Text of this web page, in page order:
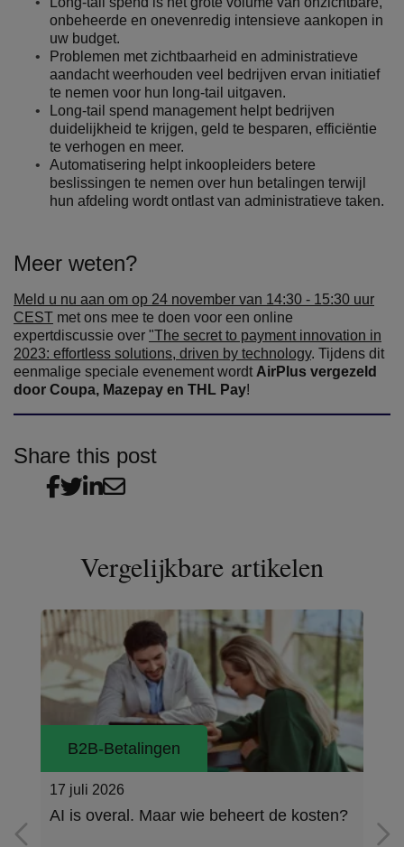
onbeheerde en onevenredig intensieve aankopen in
uw budget.
Problemen met zichtbaarheid en administratieve
aandacht weerhouden veel bedrijven ervan initiatief
te nemen voor hun long-tail uitgaven.
Long-tail spend management helpt bedrijven
duidelijkheid te krijgen, geld te besparen, efficiëntie
te verhogen en meer.
Automatisering helpt inkoopleiders betere
beslissingen te nemen over hun betalingen terwijl
hun afdeling wordt ontlast van administratieve taken.
Meer weten?
Meld u nu aan om op 24 november van 14:30 - 15:30 uur
CEST met ons mee te doen voor een online
expertdiscussie over "The secret to payment innovation in
2023: effortless solutions, driven by technology. Tijdens dit
eenmalige speciale evenement wordt AirPlus vergezeld
door Coupa, Mazepay en THL Pay!
Share this post
Vergelijkbare artikelen
B2B-Betalingen
02 juni 2026
Meer controle over indirect spend dankzij